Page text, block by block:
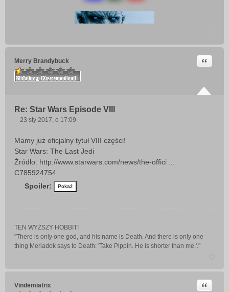
Merry Brandybuck
Re: Star Wars Episode VIII
Cytuj
s
t
23 sty 2017, o 17:09
Mamy już oficjalny tytuł VIII części!
Star Wars: The Last Jedi
Źródło: http://www.starwars.com/news/the-offici ...
C785924754
Spoiler:
TEN WYŻSZY HOBBIT!
"There is only one god, and his name is Death. And there is only one
thing Meriadok says to Death: 'Take Pippin. He is shorter than me.'."
Vindemiatrix Cytuj